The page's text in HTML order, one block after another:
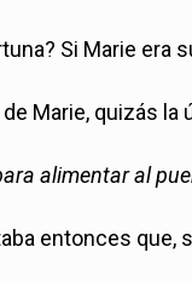
Si Marie era
Marie, quizás
alimentar al
entonces que,